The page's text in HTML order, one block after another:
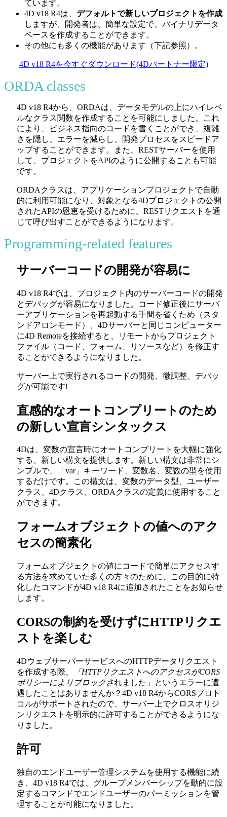
ています。
4D v18 R4は、 デフォルトで新しいプロジェクトを作成
しますが、開発者は、簡単な設定で、バイナリデータ
ベースを作成することができます。
その他にも多くの機能があります（下記参照）。
4D v18 R4を今すぐダウンロード(4Dパートナー限定)
ORDA classes
4D v18 R4から、ORDAは、データモデルの上にハイレベ
ルなクラス関数を作成することを可能にしました。これ
により、ビジネス指向のコードを書くことができ、複雑
さを隠し、エラーを減らし、開発プロセスをスピードア
ップすることができます。また、RESTサーバーを使用
して、プロジェクトをAPIのように公開することも可能
です。
ORDAクラスは、アプリケーションプロジェクトで自動
的に利用可能になり、対象となる4Dプロジェクトの公開
されたAPIの恩恵を受けるために、RESTリクエストを通
じて呼び出すことができるようになります。
Programming-related features
サーバーコードの開発が容易に
4D v18 R4では、プロジェクト内のサーバーコードの開発
とデバッグが容易になりました。コード修正後にサーバ
ーアプリケーションを再起動する手間を省くため（スタ
ンドアロンモード）、4Dサーバーと同じコンピューター
に4D Remoteを接続すると、リモートからプロジェクト
ファイル（コード、フォーム、リソースなど）を修正す
ることができるようになりました。
サーバー上で実行されるコードの開発、微調整、デバッ
グが可能です!
直感的なオートコンプリートのため
の新しい宣言シンタックス
4Dは、変数の宣言時にオートコンプリートを大幅に強化
する、新しい構文を提供します。新しい構文は非常にシ
ンプルで、「var」キーワード、変数名、変数の型を使用
するだけです。この構文は、変数のデータ型、ユーザー
クラス、4Dクラス、ORDAクラスの定義に使用すること
ができます。
フォームオブジェクトの値へのアク
セスの簡素化
フォームオブジェクトの値にコードで簡単にアクセスす
る方法を求めていた多くの方々のために、この目的に特
化したコマンドが4D v18 R4に追加されたことをお知らせ
します。
CORSの制約を受けずにHTTPリクエ
ストを楽しむ
4DウェブサーバーサービスへのHTTPデータリクエスト
を作成する際、
「HTTPリクエストへのアクセスがCORS
ポリシーによりブロックされました」というエラーに遭
遇したことはありませんか？4D v18 R4からCORSプロト
コルがサポートされたので、サーバー上でクロスオリジ
ンリクエストを明示的に許可することができるようにな
りました。
許可
独自のエンドユーザー管理システムを使用する機能に続
き、4D v18 R4では、グループメンバーシップを動的に設
定するコマンドでエンドユーザーのパーミッションを管
理することが可能になりました。